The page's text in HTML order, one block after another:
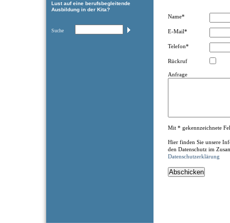
Lust auf eine berufsbegleitende
Ausbildung in der Kita?
Suche
Name*
E-Mail*
Telefon*
Rückruf
Anfrage
Mit * gekennzeichnete
Hier finden Sie unsere
den Datenschutz im
Datenschutzerklärung